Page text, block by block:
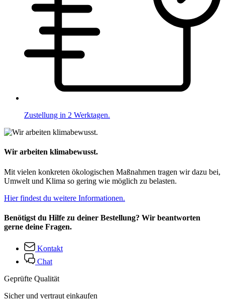
Zustellung in 2 Werktagen.
Wir arbeiten klimabewusst.
Mit vielen konkreten ökologischen Maßnahmen tragen wir dazu bei,
Umwelt und Klima so gering wie möglich zu belasten.
Hier findest du weitere Informationen.
Benötigst du Hilfe zu deiner Bestellung? Wir beantworten
gerne deine Fragen.
Kontakt
Chat
Geprüfte Qualität
Sicher und vertraut einkaufen